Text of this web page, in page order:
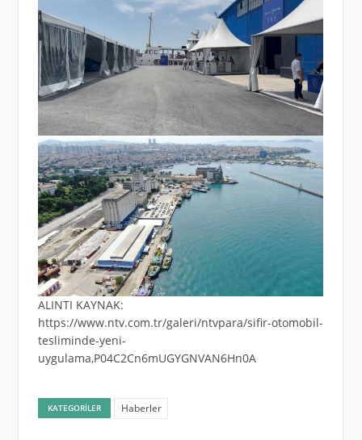
ALINTI KAYNAK:
https://www.ntv.com.tr/galeri/ntvpara/sifir-otomobil-
tesliminde-yeni-
uygulama,P04C2Cn6mUGYGNVAN6Hn0A
KATEGORILER Haberler